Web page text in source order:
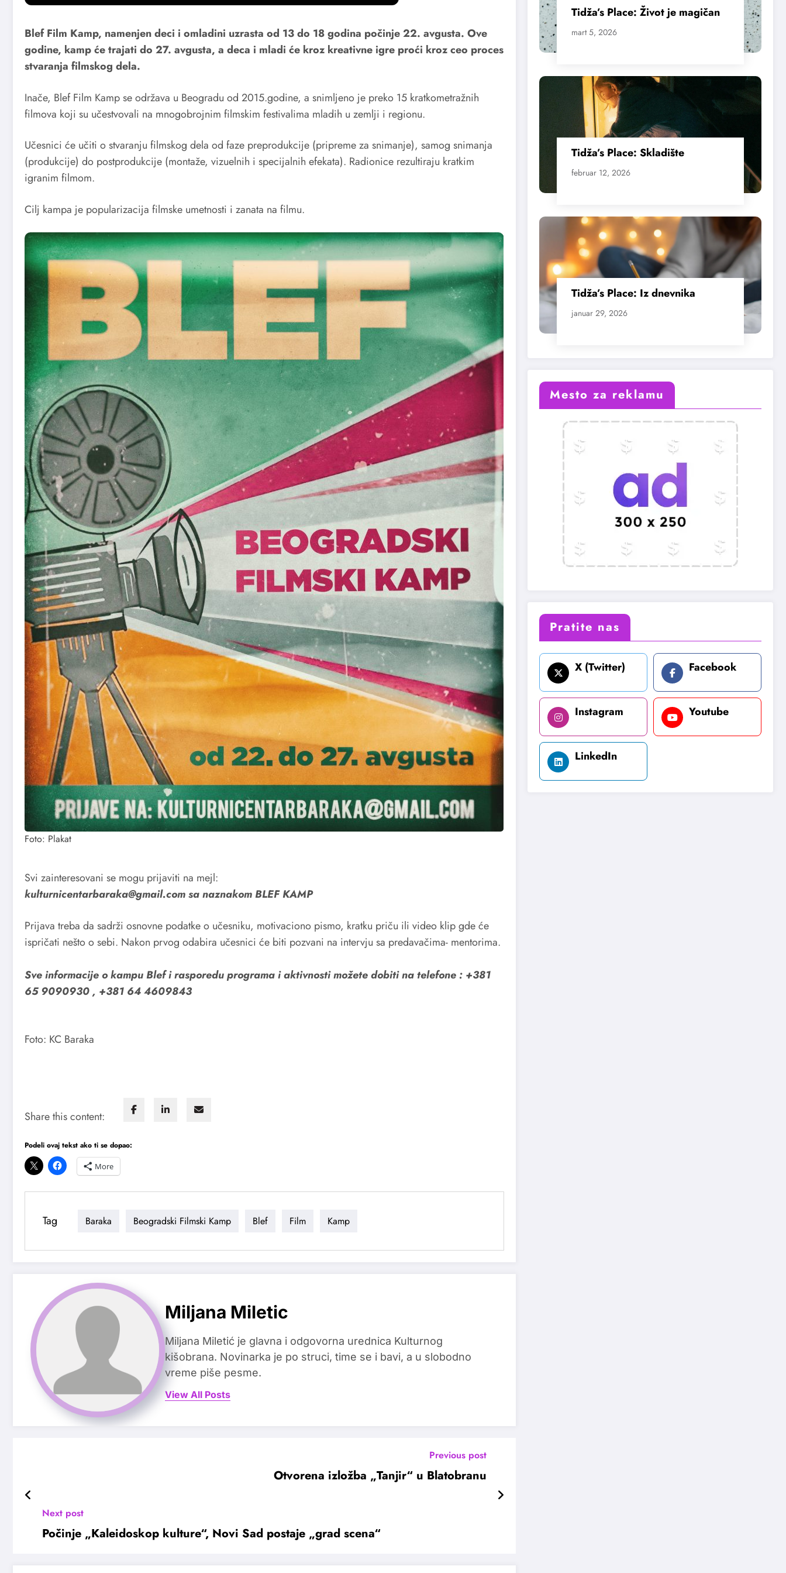
Blef Film Kamp, namenjen deci i omladini uzrasta od 13 do 18 godina počinje 22. avgusta. Ove
godine, kamp će trajati do 27. avgusta, a deca i mladi će kroz kreativne igre proći kroz ceo proces
stvaranja filmskog dela.
Inače, Blef Film Kamp se održava u Beogradu od 2015.godine, a snimljeno je preko 15 kratkometražnih
filmova koji su učestvovali na mnogobrojnim filmskim festivalima mladih u zemlji i regionu.
Učesnici će učiti o stvaranju filmskog dela od faze preprodukcije (pripreme za snimanje), samog snimanja
(produkcije) do postprodukcije (montaže, vizuelnih i specijalnih efekata). Radionice rezultiraju kratkim
igranim filmom.
Cilj kampa je popularizacija filmske umetnosti i zanata na filmu.
Foto: Plakat
Svi zainteresovani se mogu prijaviti na mejl:
kulturnicentarbaraka@gmail.com sa naznakom BLEF KAMP
Prijava treba da sadrži osnovne podatke o učesniku, motivaciono pismo, kratku priču ili video klip gde će
ispričati nešto o sebi. Nakon prvog odabira učesnici će biti pozvani na intervju sa predavačima- mentorima.
Sve informacije o kampu Blef i rasporedu programa i aktivnosti možete dobiti na telefone : +381
65 9090930 , +381 64 4609843
Foto: KC Baraka
Share this content:
Podeli ovaj tekst ako ti se dopao:
More
Tag Baraka Beogradski Filmski Kamp Blef Film Kamp
Miljana Miletic
Miljana Miletić je glavna i odgovorna urednica Kulturnog
kišobrana. Novinarka je po struci, time se i bavi, a u slobodno
vreme piše pesme.
View All Posts
Previous post
Otvorena izložba „Tanjir“ u Blatobranu
Next post
Počinje „Kaleidoskop kulture“, Novi Sad postaje „grad scena“
Tidža’s Place: Život je magičan
mart 5, 2026
Tidža’s Place: Skladište
februar 12, 2026
Tidža’s Place: Iz dnevnika
januar 29, 2026
Mesto za reklamu
Pratite nas
X (Twitter) Facebook
Instagram Youtube
LinkedIn